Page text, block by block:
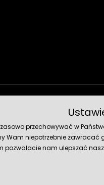
przechowywać w
Wam niepotrzebnie
nam ulepszać